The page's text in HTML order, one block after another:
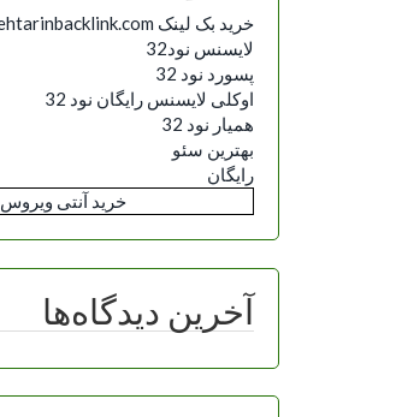
خرید بک لینک behtarinbacklink.com
لایسنس نود32
پسورد نود 32
اوکلی لایسنس رایگان نود 32
همیار نود 32
بهترین سئو
رایگان
خرید آنتی ویروس
آخرین دیدگاه‌ها